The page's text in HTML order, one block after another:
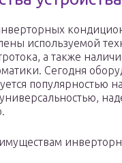
используемой
а также
Сегодня
популярностью